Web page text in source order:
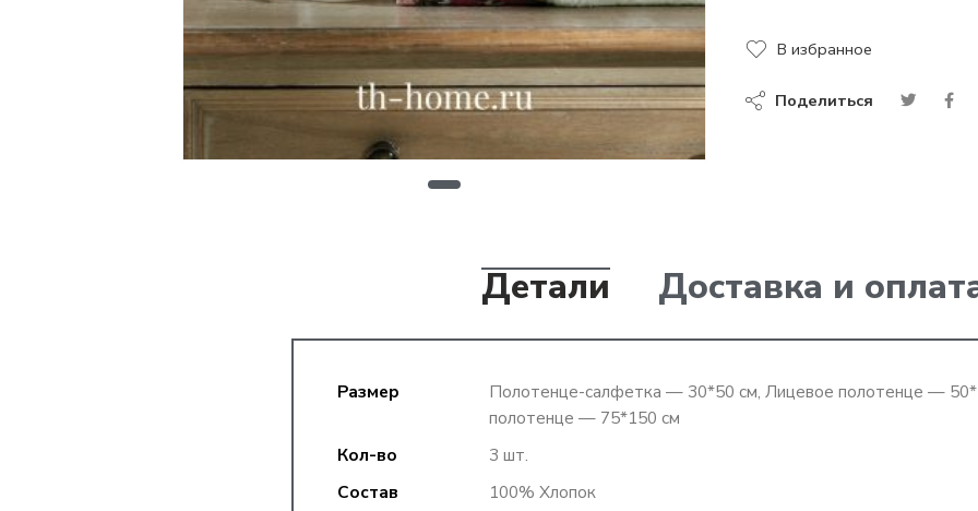
В избранное
Поделиться
Детали Доставка и
Размер
Полотенце-салфетка — 30*50 см, Лицевое полотенце —
полотенце — 75*150 см
Кол-во
3 шт.
Состав
100% Хлопок